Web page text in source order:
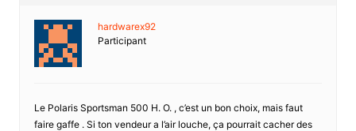
hardwarex92
Participant
Le Polaris Sportsman 500 H. O. , c’est un bon choix, mais faut
faire gaffe . Si ton vendeur a l’air louche, ça pourrait cacher des